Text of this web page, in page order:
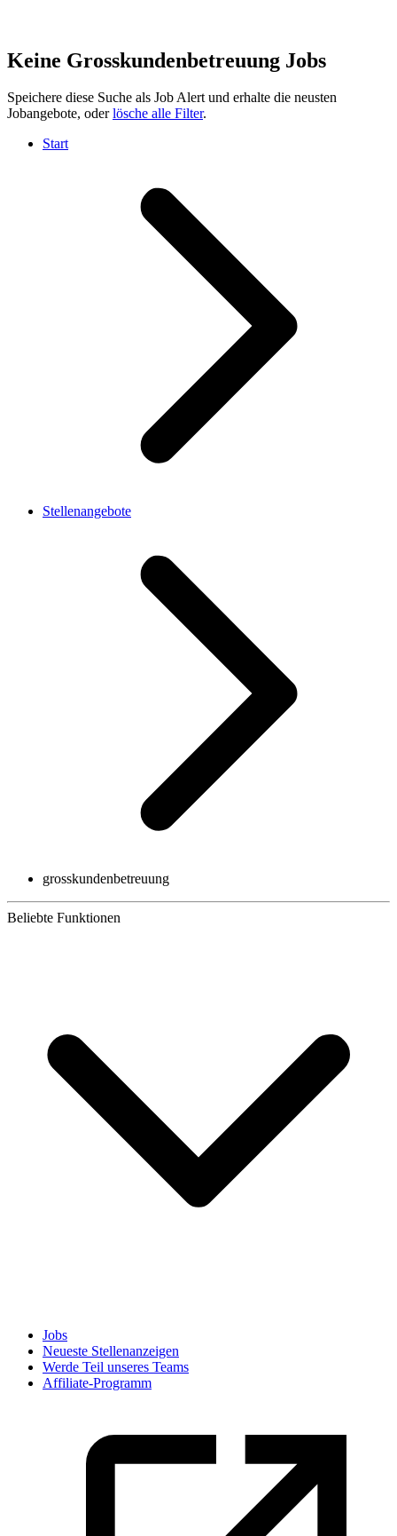
Keine Grosskundenbetreuung Jobs
Speichere diese Suche als Job Alert und erhalte die neusten
Jobangebote, oderlösche alle Filter.
Start
Stellenangebote
grosskundenbetreuung
Beliebte Funktionen
Jobs
Neueste Stellenanzeigen
Werde Teil unseres Teams
Affiliate-Programm